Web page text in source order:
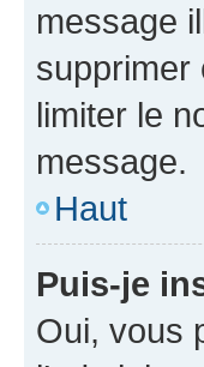
message
supprimer
limiter le
message.
Haut
Puis-je
Oui, vous